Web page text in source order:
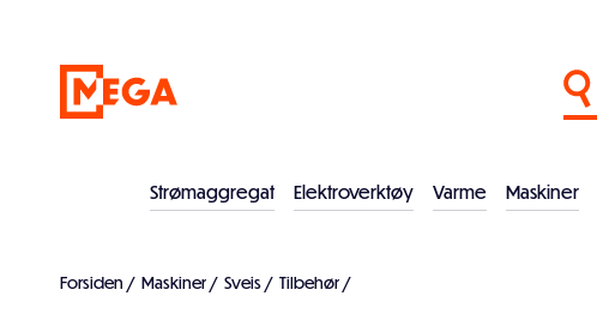
Strømaggregat Elektroverktøy Varme Maskiner
Forsiden / Maskiner / Sveis / Tilbehør /